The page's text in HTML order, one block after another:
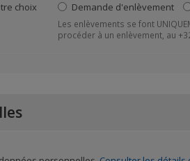
choix Demande d'enlèvement
Les enlèvements se font
procéder à un enlèvement, au